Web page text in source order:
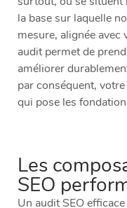
la base sur laquelle
mesure, alignée
audit permet de
améliorer
par conséquent,
qui pose les
Les
SEO
Un audit SEO